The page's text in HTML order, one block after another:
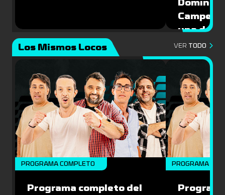
una de
Mundial
Los Mismos Locos VER TODO
PROGRAMA COMPLETO
Programa completo del
PROGRAMA